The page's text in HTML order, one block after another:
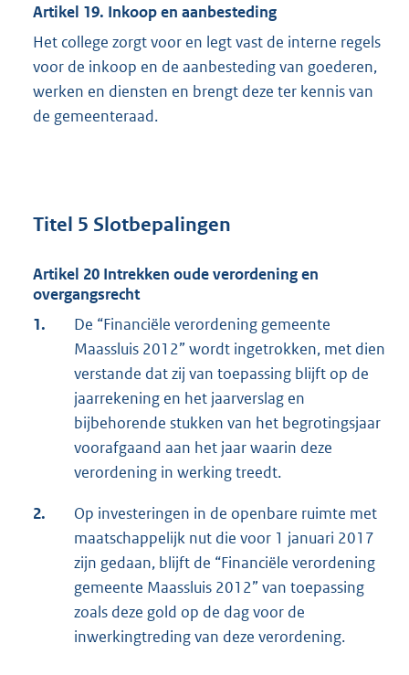
Artikel 19. Inkoop en aanbesteding
Het college zorgt voor en legt vast de interne regels
voor de inkoop en de aanbesteding van goederen,
werken en diensten en brengt deze ter kennis van
de gemeenteraad.
Titel 5 Slotbepalingen
Artikel 20 Intrekken oude verordening en
overgangsrecht
1.
De “Financiële verordening gemeente
Maassluis 2012” wordt ingetrokken, met dien
verstande dat zij van toepassing blijft op de
jaarrekening en het jaarverslag en
bijbehorende stukken van het begrotingsjaar
voorafgaand aan het jaar waarin deze
verordening in werking treedt.
2.
Op investeringen in de openbare ruimte met
maatschappelijk nut die voor 1 januari 2017
zijn gedaan, blijft de “Financiële verordening
gemeente Maassluis 2012” van toepassing
zoals deze gold op de dag voor de
inwerkingtreding van deze verordening.